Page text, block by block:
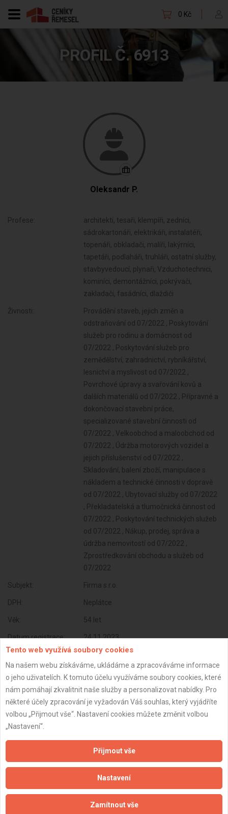
0 Kč
PROFIL Č. 6913
Oleksandr P.
Profese:
architekti, tesaři, klempíři, zedníci,
sádrokartonáři, elektrikáři, instalatéři,
topenáři, obkladači, malíři, lakýrníci,
tapetáři, podlaháři, truhláři, ostatní služby,
stavbyvedoucí, plynaři, Vzduchotechnici,
kominíci, demontážníci, pokrývači,
zakladači, fasádníci, dlaždiči
Živnosti:
Provádění staveb, jejich změn a
odstraňování od 07/2022 , Poskytování
služeb pro rodinu a domácnost od
07/2022 , Poskytování služeb pro
zemědělství, zahradnictví, rybníkářství,
lesnictví a myslivost od 07/2022 ,
Povrchové úpravy a svařování kovů a
dalších materiálů od 07/2022 , Přípravné a
dokončovací stavební práce,
specializované stavební činnosti od
07/2022 , Velkoobchod a maloobchod od
07/2022 , Údržba motorových vozidel a
jejich příslušenství od 07/2022 ,
Skladování, balení zboží, manipulace s
nákladem a technické činnosti v dopravě
od 07/2022 , Ubytovací služby od 07/2022
, Překladatelská a tlumočnická činnost od
07/2022 , Poskytování technických služeb
od 07/2022 , Nákup, prodej, správa a
údržba nemovitostí od 07/2022 ,
Zprostředkování obchodu a služeb od
07/2022
Subjekt: Firma s.r.o.
DPH: Neplátce
Věk: 54 let
Datum registrace: 24.11.2023
Dostupnost:
Tento web využívá soubory cookies
Na našem webu získáváme, ukládáme a zpracováváme informace
o jeho uživatelích. K tomuto účelu využíváme soubory cookies, které
nám pomáhají zkvalitnit naše služby a personalizovat nabídky. Pro
některé účely zpracování je vyžadován Váš souhlas, který vyjádříte
volbou „Přijmout vše“. Nastavení cookies můžete změnit volbou
„Nastavení“.
Přijmout vše
Nastavení
Zamítnout vše